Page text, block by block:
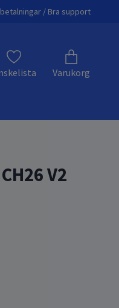
/ Bra support
Varukorg
V2